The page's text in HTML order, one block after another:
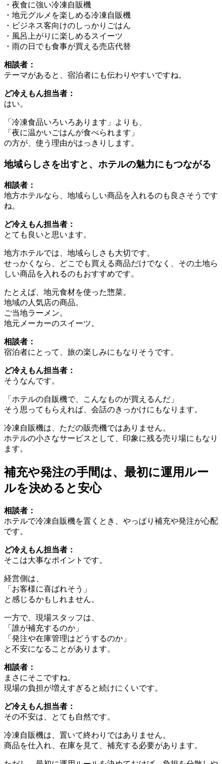
・夜食に強い冷凍自販機
・地元グルメを楽しめる冷凍自販機
・ビジネス客向けのしっかりごはん
・風呂上がりに楽しめるスイーツ
・雨の日でも食事が買える売店代替
相談者：
テーマがあると、宿泊者にも伝わりやすいですね。
ど冷えもん担当者：
はい。
「冷凍食品いろいろあります」よりも、
「夜に温かいごはんが食べられます」
の方が、使う理由がはっきりします。
地域らしさを出すと、ホテルの魅力にもつながる
相談者：
地方ホテルなら、地域らしい商品を入れるのも良さそうです
ね。
ど冷えもん担当者：
とても良いと思います。
地方ホテルでは、地域らしさも大切です。
せっかくなら、どこでも買える商品だけでなく、その土地ら
しい商品を入れるのもおすすめです。
たとえば、地元食材を使った惣菜。
地域の人気店の商品。
ご当地ラーメン。
地元メーカーのスイーツ。
相談者：
宿泊者にとって、旅の楽しみにもなりそうです。
ど冷えもん担当者：
そうなんです。
「ホテルの自販機で、こんなものが買えるんだ」
そう思ってもらえれば、会話のきっかけにもなります。
冷凍自販機は、ただの販売機ではありません。
ホテルの小さなサービスとして、印象に残る売り場にもなり
ます。
補充や発注の手間は、最初に運用ルー
ルを決めると安心
相談者：
ホテルで冷凍自販機を置くとき、やっぱり補充や発注が心配
です。
ど冷えもん担当者：
そこは大事なポイントです。
経営側は、
「お客様に喜ばれそう」
と感じるかもしれません。
一方で、現場スタッフは、
「誰が補充するのか」
「発注や在庫管理はどうするのか」
と不安になることがあります。
相談者：
まさにそこですね。
現場の負担が増えすぎると続けにくいです。
ど冷えもん担当者：
その不安は、とても自然です。
冷凍自販機は、置いて終わりではありません。
商品を仕入れ、在庫を見て、補充する必要があります。